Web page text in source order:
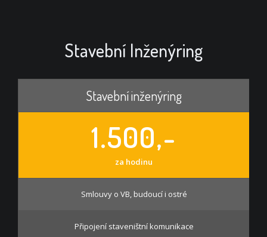
Stavební Inženýring
Stavební inženýring
1.500,-
za hodinu
Smlouvy o VB, budoucí i ostré
Připojení staveništní komunikace